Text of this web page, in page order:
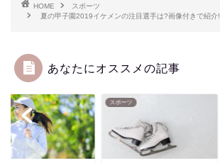
HOME
スポーツ
夏の甲子園2019イケメンの注目選手は?画像付きで紹介!
あなたにオススメの記事
スポーツ